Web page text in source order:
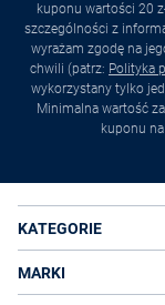
kuponu wartości 20
szczególności z
wyrażam zgodę na
chwili (patrz: Polityka
wykorzystany tylko
Minimalna wartość
kuponu
KATEGORIE
MARKI